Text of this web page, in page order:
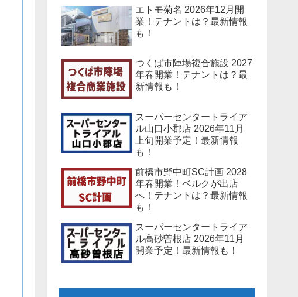
エトモ菊名 2026年12月開
業！テナントは？最新情報
も！
つくば市陣場複合施設 2027
年春開業！テナントは？最
新情報も！
スーパーセンタートライア
ル山口小郡店 2026年11月
上旬開業予定！最新情報
も！
前橋市野中町SC計画 2028
年春開業！ベルクが出店
へ！テナントは？最新情報
も！
スーパーセンタートライア
ル高砂曽根店 2026年11月
開業予定！最新情報も！